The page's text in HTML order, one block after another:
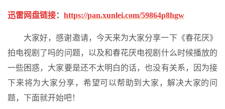
迅雷网盘链接： https://pan.xunlei.com/59864p8hgw
大家好，感谢邀请，今天来为大家分享一下《春花厌》
拍电视剧了吗的问题，以及和春花厌电视剧什么时候播放的
一些困惑，大家要是还不太明白的话，也没有关系，因为接
下来将为大家分享，希望可以帮助到大家，解决大家的问
题，下面就开始吧！